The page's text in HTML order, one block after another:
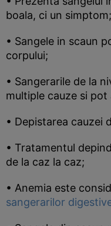
boala, ci un simptom;
• Sangele in scaun
corpului;
• Sangerarile de la
multiple cauze si
• Depistarea cauzei
• Tratamentul
de la caz la caz;
• Anemia este
sangerarilor